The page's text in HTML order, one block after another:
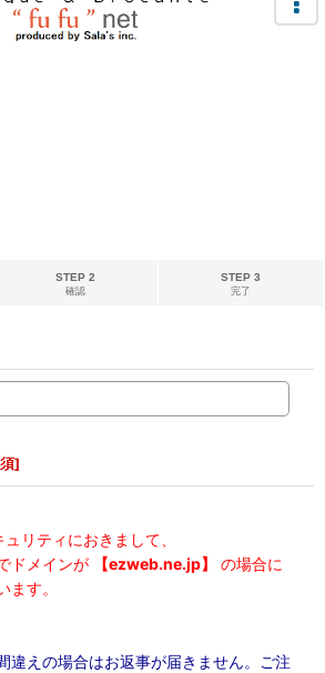
STEP 2
確認
STEP 3
完了
]
リティにおきまして、
ドメインが
【ezweb.ne.jp】
の場合に
ます。
違えの場合はお返事が届きません。ご注